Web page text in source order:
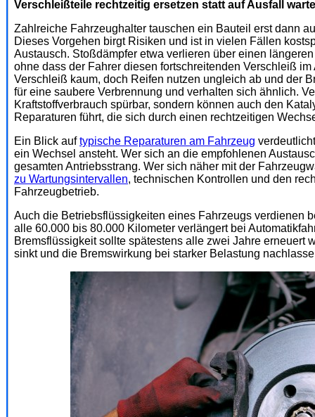
Verschleißteile rechtzeitig ersetzen statt auf Ausfall
Zahlreiche Fahrzeughalter tauschen ein Bauteil erst dann
Dieses Vorgehen birgt Risiken und ist in vielen Fällen
Austausch. Stoßdämpfer etwa verlieren über einen
ohne dass der Fahrer diesen fortschreitenden Verschleiß
Verschleiß kaum, doch Reifen nutzen ungleich ab und der
für eine saubere Verbrennung und verhalten sich ähnlich.
Kraftstoffverbrauch spürbar, sondern können auch den
Reparaturen führt, die sich durch einen rechtzeitigen
Ein Blick auftypische Reparaturen am Fahrzeug
ein Wechsel ansteht. Wer sich an die empfohlenen
gesamten Antriebsstrang. Wer sich näher mit der
zu Wartungsintervallen, technischen Kontrollen und den
Fahrzeugbetrieb.
Auch die Betriebsflüssigkeiten eines Fahrzeugs verdienen
alle 60.000 bis 80.000 Kilometer verlängert bei
Bremsflüssigkeit sollte spätestens alle zwei Jahre erneuert
sinkt und die Bremswirkung bei starker Belastung